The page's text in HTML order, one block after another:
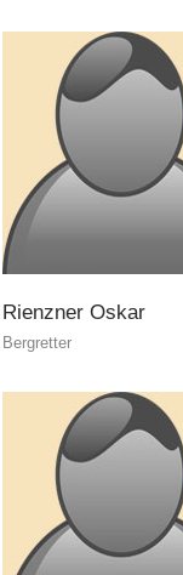
Prävention
Rienzner Oskar
Bergretter